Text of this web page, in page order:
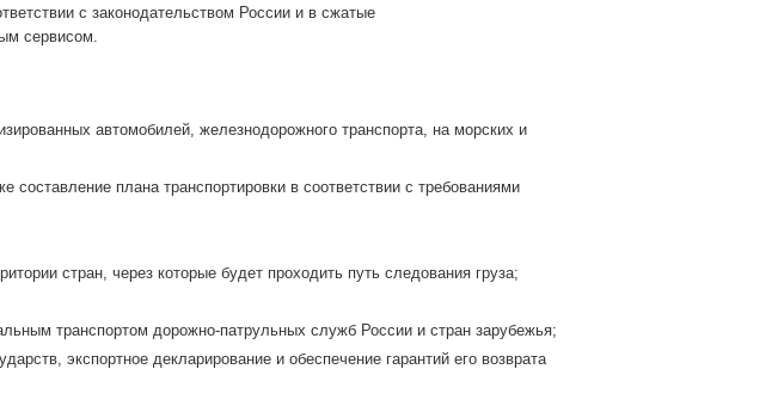
с законодательством России и в сжатые
сервисом.
автомобилей, железнодорожного транспорта, на морских и
составление плана транспортировки в соответствии с требованиями
стран, через которые будет проходить путь следования груза;
транспортом дорожно-патрульных служб России и стран зарубежья;
экспортное декларирование и обеспечение гарантий его возврата